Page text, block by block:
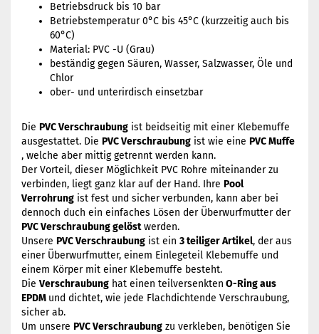
Betriebsdruck bis 10 bar
Betriebstemperatur 0°C bis 45°C (kurzzeitig auch bis
60°C)
Material: PVC -U (Grau)
beständig gegen Säuren, Wasser, Salzwasser, Öle und
Chlor
ober- und unterirdisch einsetzbar
Die PVC Verschraubung ist beidseitig mit einer Klebemuffe
ausgestattet. Die PVC Verschraubung ist wie eine PVC Muffe
, welche aber mittig getrennt werden kann.
Der Vorteil, dieser Möglichkeit PVC Rohre miteinander zu
verbinden, liegt ganz klar auf der Hand. Ihre Pool
Verrohrung ist fest und sicher verbunden, kann aber bei
dennoch duch ein einfaches Lösen der Überwurfmutter der
PVC Verschraubung gelöstwerden.
Unsere PVC Verschraubung ist ein 3 teiliger Artikel, der aus
einer Überwurfmutter, einem Einlegeteil Klebemuffe und
einem Körper mit einer Klebemuffe besteht.
Die Verschraubung hat einen teilversenkten O-Ring aus
EPDM und dichtet, wie jede Flachdichtende Verschraubung,
sicher ab.
Um unsere PVC Verschraubung zu verkleben, benötigen Sie